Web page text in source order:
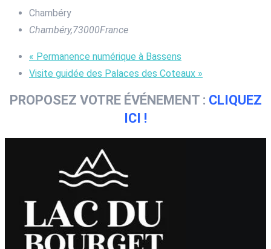
Chambéry
Chambéry,73000France
« Permanence numérique à Bassens
Visite guidée des Palaces des Coteaux »
PROPOSEZ VOTRE ÉVÉNEMENT : CLIQUEZ
ICI !